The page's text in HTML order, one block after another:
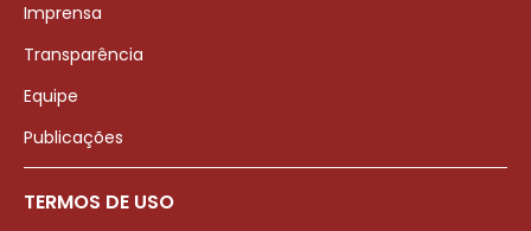
Imprensa
Transparência
Equipe
Publicações
TERMOS DE USO